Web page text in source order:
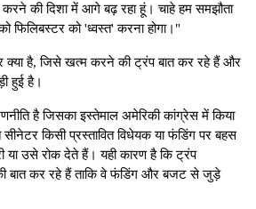
की दिशा में आगे बढ़ रहा हूं। चाहे हम समझौता
फिलिबस्टर को 'ध्वस्त' करना होगा।"
क्या है, जिसे खत्म करने की ट्रंप बात कर रहे हैं और
हुई है।
है जिसका इस्तेमाल अमेरिकी कांग्रेस में किया
किसी प्रस्तावित विधेयक या फंडिंग पर बहस
या उसे रोक देते हैं। यही कारण है कि ट्रंप
बात कर रहे हैं ताकि वे फंडिंग और बजट से जुड़े